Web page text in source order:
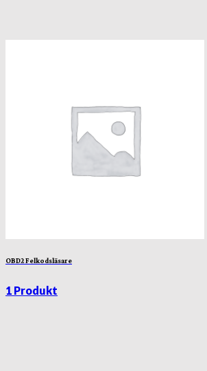
OBD2 Felkodsläsare
1 Produkt